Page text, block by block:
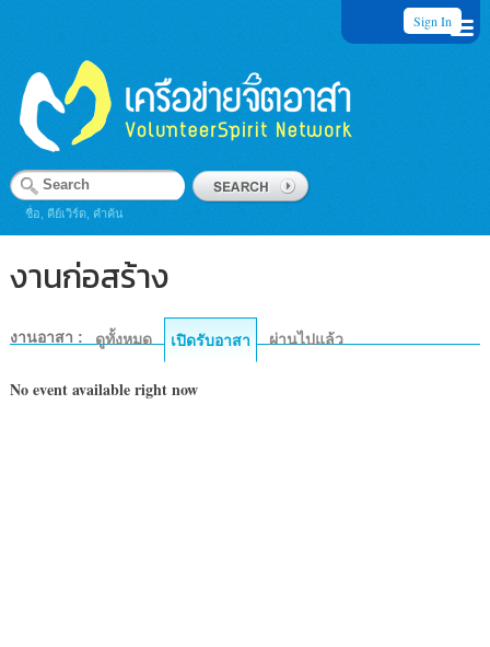
Sign In
ชื่อ, คีย์เวิร์ด, คำค้น
งานก่อสร้าง
งานอาสา : ดูทั้งหมด เปิดรับอาสา ผ่านไปแล้ว
No event available right now